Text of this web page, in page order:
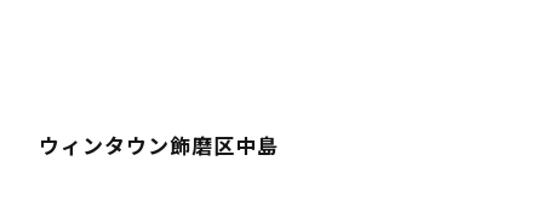
ウィンタウン飾磨区中島